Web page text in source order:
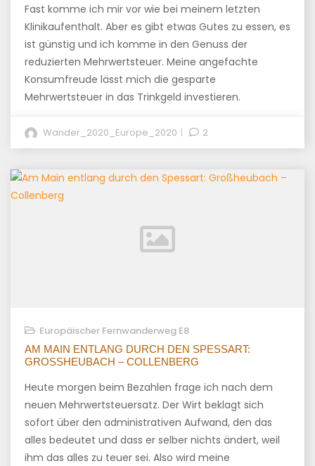
Fast komme ich mir vor wie bei meinem letzten
Klinikaufenthalt. Aber es gibt etwas Gutes zu essen, es
ist günstig und ich komme in den Genuss der
reduzierten Mehrwertsteuer. Meine angefachte
Konsumfreude lässt mich die gesparte
Mehrwertsteuer in das Trinkgeld investieren.
Wander_2020_Europe_2020 2
Europäischer Fernwanderweg E8
AM MAIN ENTLANG DURCH DEN SPESSART:
GROSSHEUBACH – COLLENBERG
Heute morgen beim Bezahlen frage ich nach dem
neuen Mehrwertsteuersatz. Der Wirt beklagt sich
sofort über den administrativen Aufwand, den das
alles bedeutet und dass er selber nichts ändert, weil
ihm das alles zu teuer sei. Also wird meine